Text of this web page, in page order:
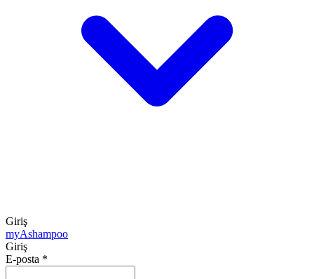
Giriş
myAshampoo
Giriş
E-posta *